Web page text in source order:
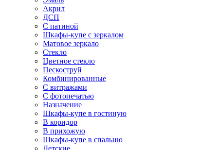
Акрил
ДСП
С патиной
Шкафы-купе с зеркалом
Матовое зеркало
Стекло
Цветное стекло
Пескоструй
Комбинированные
С витражами
С фотопечатью
Назначение
Шкафы-купе в гостиную
В коридор
В прихожую
Шкафы-купе в спальню
Детские